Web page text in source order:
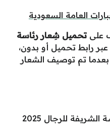
العامة السعودية
علىتحميل شِعار رئاسة
عبر رابط تحميل أو بدون،
تم توصيف الشعار
للرجال 2025